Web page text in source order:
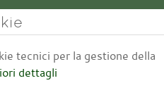
tecnici per la gestione della
dettagli